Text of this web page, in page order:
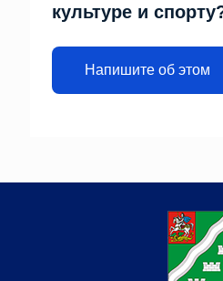
культуре и
Напишите об этом